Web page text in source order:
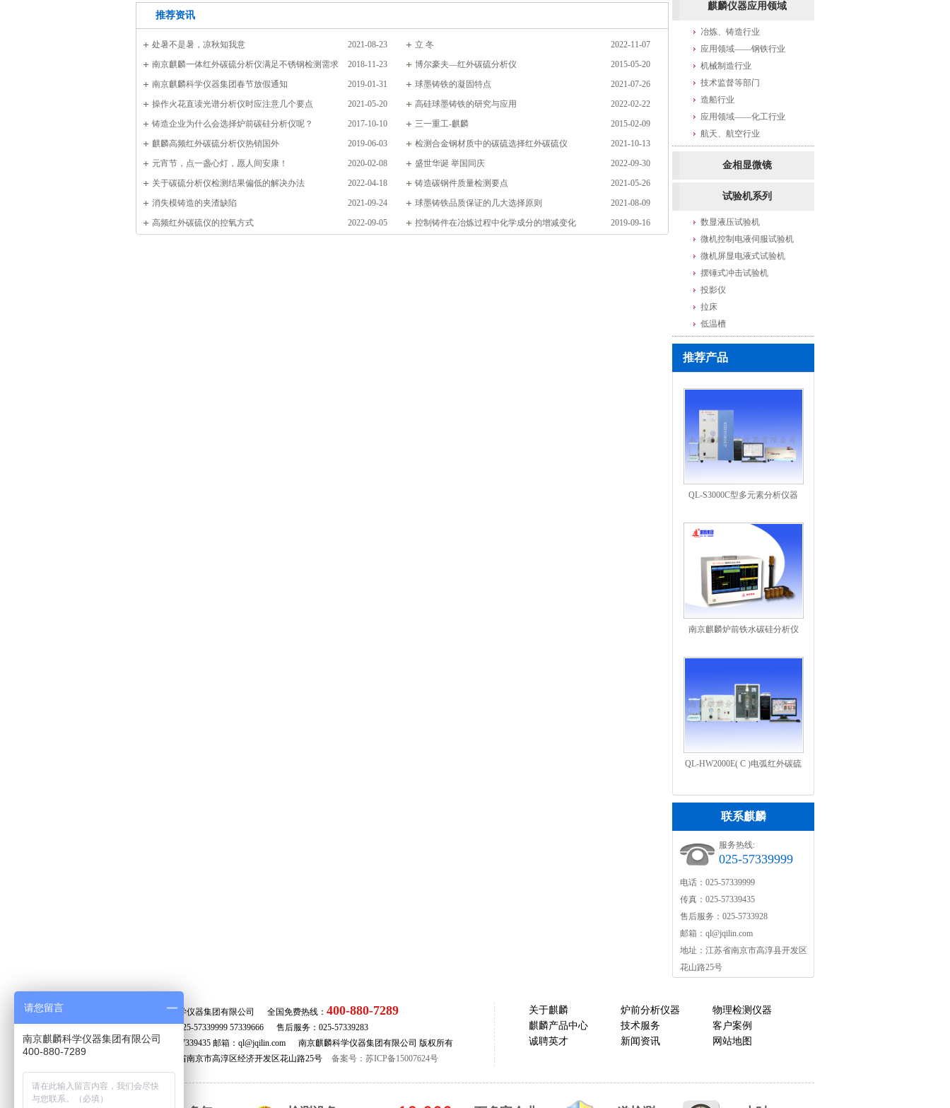
推荐资讯
2021-08-23
处暑不是暑，凉秋知我意 2022-11-07
立 冬
2018-11-23
南京麒麟一体红外碳硫分析仪满足不锈钢检测需求 2015-05-20
博尔豪夫—红外碳硫分析仪
2019-01-31
南京麒麟科学仪器集团春节放假通知 2021-07-26
球墨铸铁的凝固特点
2021-05-20
操作火花直读光谱分析仪时应注意几个要点 2022-02-22
高硅球墨铸铁的研究与应用
2017-10-10
铸造企业为什么会选择炉前碳硅分析仪呢？ 2015-02-09
三一重工-麒麟
2019-06-03
麒麟高频红外碳硫分析仪热销国外 2021-10-13
检测合金钢材质中的碳硫选择红外碳硫仪
2020-02-08
元宵节，点一盏心灯，愿人间安康！ 2022-09-30
盛世华诞 举国同庆
2022-04-18
关于碳硫分析仪检测结果偏低的解决办法 2021-05-26
铸造碳钢件质量检测要点
2021-09-24
消失模铸造的夹渣缺陷 2021-08-09
球墨铸铁品质保证的几大选择原则
2022-09-05
高频红外碳硫仪的控氧方式 2019-09-16
控制铸件在冶炼过程中化学成分的增减变化
麒麟仪器应用领域
冶炼、铸造行业
应用领域——钢铁行业
机械制造行业
技术监督等部门
造船行业
应用领域——化工行业
航天、航空行业
金相显微镜
试验机系列
数显液压试验机
微机控制电液伺服试验机
微机屏显电液式试验机
摆锤式冲击试验机
投影仪
拉床
低温槽
推荐产品
QL-S3000C型多元素分析仪器
南京麒麟炉前铁水碳硅分析仪
QL-HW2000E( C )电弧红外碳硫
联系麒麟
服务热线:
025-57339999
电话：025-57339999
传真：025-57339435
售后服务：025-5733928
邮箱： ql@jqilin.com
地址：江苏省南京市高淳县开发区
花山路25号
南京麒麟科学仪器集团有限公司 全国免费热线： 400-880-7289
销售电话：025-57339999 57339666 售后服务：025-57339283
传真：025-57339435 邮箱：ql@jqilin.com 南京麒麟科学仪器集团有限公司 版权所有
地址：江苏省南京市高淳区经济开发区花山路25号
备案号：苏ICP备15007624号
关于麒麟 炉前分析仪器
物理检测仪器
麒麟产品中心
技术服务
客户案例
诚聘英才
新闻资讯 网站地图
请您留言
南京麒麟科学仪器集团有限公司
400-880-7289